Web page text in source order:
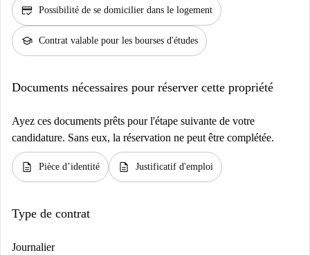
credit_score Possibilité de se domicilier dans le logement
school Contrat valable pour les bourses d'études
Documents nécessaires pour réserver cette propriété
Ayez ces documents prêts pour l'étape suivante de votre
candidature. Sans eux, la réservation ne peut être complétée.
description Pièce d’identité description Justificatif d'emploi
Type de contrat
Journalier